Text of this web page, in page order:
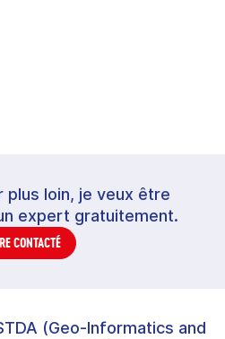
plus loin, je veux être
expert gratuitement.
CONTACTÉ
(Geo-Informatics and